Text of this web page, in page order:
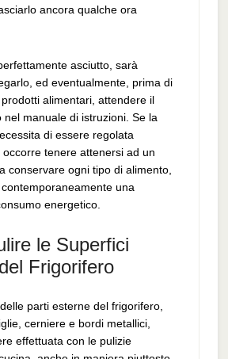
ancora qualche ora
asciutto, sarà
ed eventualmente, prima di
alimentari, attendere il
nel manuale di istruzioni. Se la
di essere regolata
tenere attenersi ad un
conservare ogni tipo di alimento,
una
energetico.
le Superfici
Frigorifero
parti esterne del frigorifero,
cerniere e bordi metallici,
effettuata con le pulizie